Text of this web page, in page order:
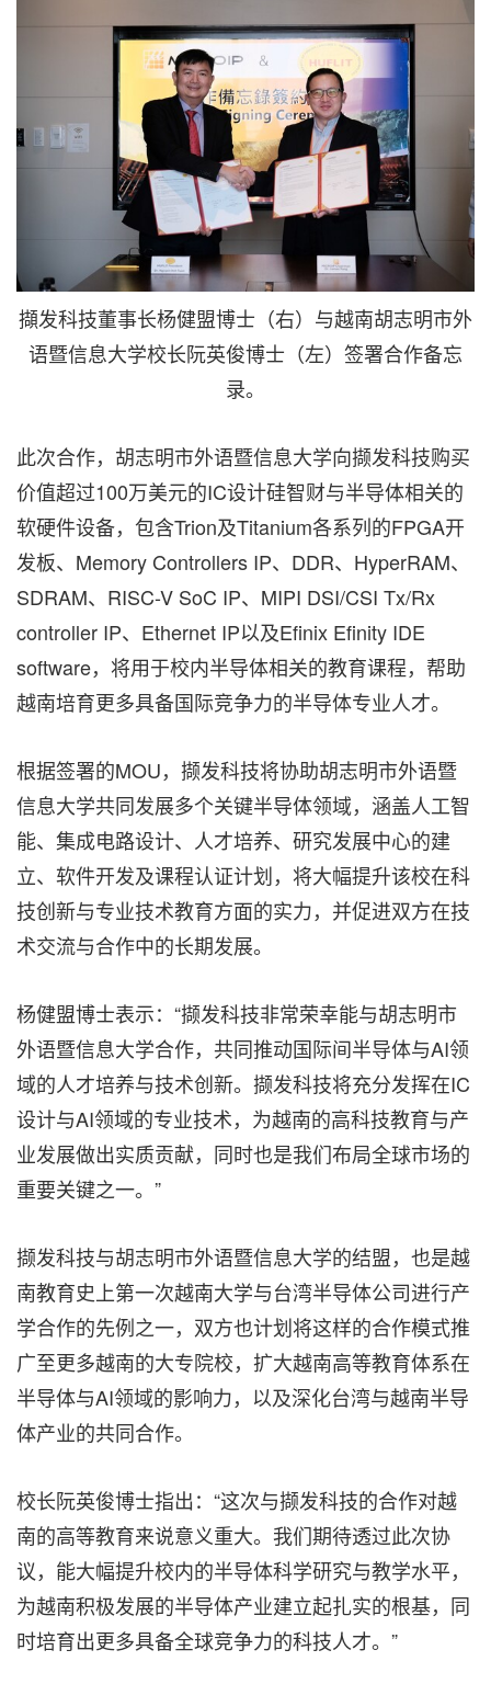
擷发科技董事长杨健盟博士（右）与越南胡志明市外
语暨信息大学校长阮英俊博士（左）签署合作备忘
录。
此次合作，胡志明市外语暨信息大学向撷发科技购买
价值超过100万美元的IC设计硅智财与半导体相关的
软硬件设备，包含Trion及Titanium各系列的FPGA开
发板、Memory Controllers IP、DDR、HyperRAM、
SDRAM、RISC-V SoC IP、MIPI DSI/CSI Tx/Rx
controller IP、Ethernet IP以及Efinix Efinity IDE
software，将用于校内半导体相关的教育课程，帮助
越南培育更多具备国际竞争力的半导体专业人才。
根据签署的MOU，撷发科技将协助胡志明市外语暨
信息大学共同发展多个关键半导体领域，涵盖人工智
能、集成电路设计、人才培养、研究发展中心的建
立、软件开发及课程认证计划，将大幅提升该校在科
技创新与专业技术教育方面的实力，并促进双方在技
术交流与合作中的长期发展。
杨健盟博士表示： “撷发科技非常荣幸能与胡志明市
外语暨信息大学合作，共同推动国际间半导体与AI领
域的人才培养与技术创新。撷发科技将充分发挥在IC
设计与AI领域的专业技术，为越南的高科技教育与产
业发展做出实质贡献，同时也是我们布局全球市场的
重要关键之一。 ”
撷发科技与胡志明市外语暨信息大学的结盟，也是越
南教育史上第一次越南大学与台湾半导体公司进行产
学合作的先例之一，双方也计划将这样的合作模式推
广至更多越南的大专院校，扩大越南高等教育体系在
半导体与AI领域的影响力，以及深化台湾与越南半导
体产业的共同合作。
校长阮英俊博士指出： “这次与撷发科技的合作对越
南的高等教育来说意义重大。我们期待透过此次协
议，能大幅提升校内的半导体科学研究与教学水平，
为越南积极发展的半导体产业建立起扎实的根基，同
时培育出更多具备全球竞争力的科技人才。 ”